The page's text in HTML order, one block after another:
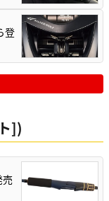
登
])
売